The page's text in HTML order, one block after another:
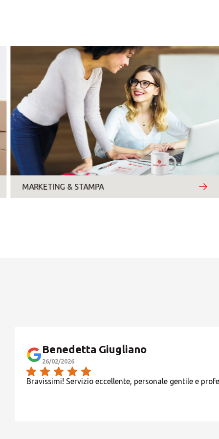
MARKETING & STAMPA
Benedetta Giugliano
26/02/2026
Bravissimi! Servizio eccellente, personale gentile e
Motivo del contatto*
lunedì
martedì
mercoledì
giovedì
venerdì
sabato
domenica
1) STORE A PERSONALE